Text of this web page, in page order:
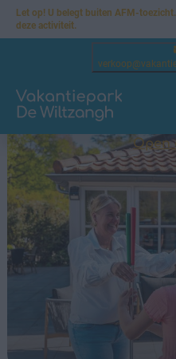
Let op! U belegt buiten AFM-
deze activiteit.
Open